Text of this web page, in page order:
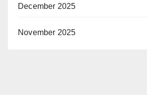
December 2025
November 2025